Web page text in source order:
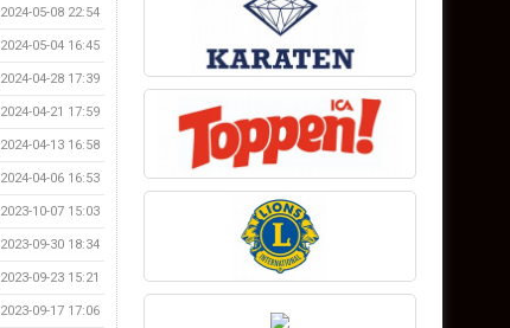
2024-05-08 22:54
2024-05-04 16:45
2024-04-28 17:39
2024-04-21 17:59
2024-04-13 16:58
2024-04-06 16:53
2023-10-07 15:03
2023-09-30 18:34
2023-09-23 15:21
2023-09-17 17:06